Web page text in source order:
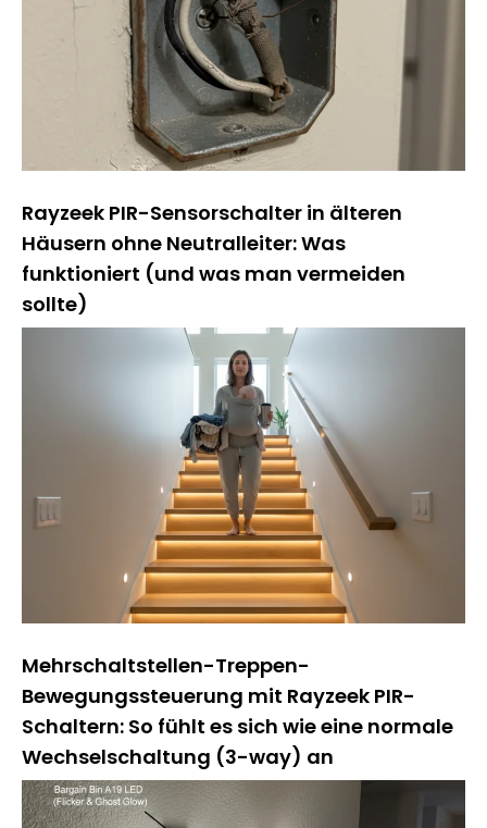
Rayzeek PIR-Sensorschalter in älteren
Häusern ohne Neutralleiter: Was
funktioniert (und was man vermeiden
sollte)
Mehrschaltstellen-Treppen-
Bewegungssteuerung mit Rayzeek PIR-
Schaltern: So fühlt es sich wie eine normale
Wechselschaltung (3-way) an